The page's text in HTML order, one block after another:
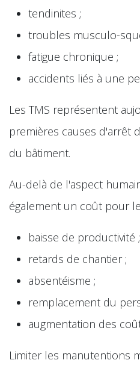
tendinites ;
troubles musculo-
fatigue chronique ;
accidents liés à une
Les TMS représentent
premières causes d'arrêt
du bâtiment.
Au-delà de l'aspect
également un coût pour
baisse de productivité ;
retards de chantier ;
absentéisme ;
remplacement du
augmentation des
Limiter les manutentions